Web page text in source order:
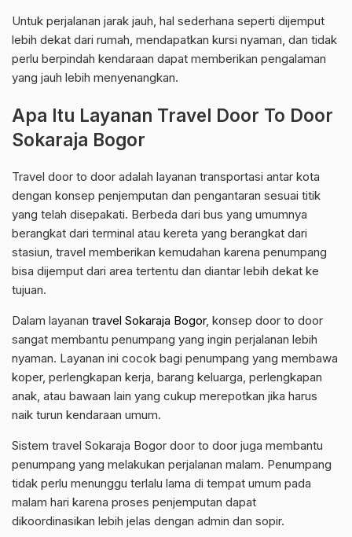
Untuk perjalanan jarak jauh, hal sederhana seperti dijemput
lebih dekat dari rumah, mendapatkan kursi nyaman, dan tidak
perlu berpindah kendaraan dapat memberikan pengalaman
yang jauh lebih menyenangkan.
Apa Itu Layanan Travel Door To Door
Sokaraja Bogor
Travel door to door adalah layanan transportasi antar kota
dengan konsep penjemputan dan pengantaran sesuai titik
yang telah disepakati. Berbeda dari bus yang umumnya
berangkat dari terminal atau kereta yang berangkat dari
stasiun, travel memberikan kemudahan karena penumpang
bisa dijemput dari area tertentu dan diantar lebih dekat ke
tujuan.
Dalam layanan travel Sokaraja Bogor, konsep door to door
sangat membantu penumpang yang ingin perjalanan lebih
nyaman. Layanan ini cocok bagi penumpang yang membawa
koper, perlengkapan kerja, barang keluarga, perlengkapan
anak, atau bawaan lain yang cukup merepotkan jika harus
naik turun kendaraan umum.
Sistem travel Sokaraja Bogor door to door juga membantu
penumpang yang melakukan perjalanan malam. Penumpang
tidak perlu menunggu terlalu lama di tempat umum pada
malam hari karena proses penjemputan dapat
dikoordinasikan lebih jelas dengan admin dan sopir.